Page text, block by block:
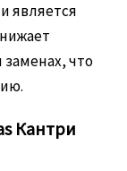
является
заменах, что
Кантри